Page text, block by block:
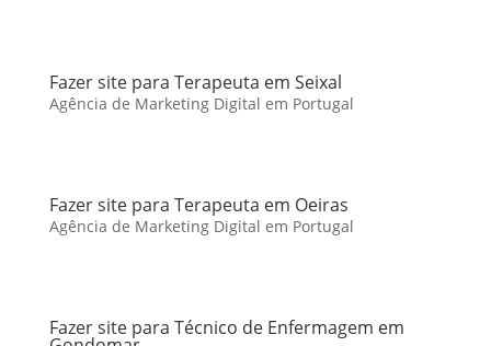
Fazer site para Terapeuta em Seixal
Agência de Marketing Digital em Portugal
Fazer site para Terapeuta em Oeiras
Agência de Marketing Digital em Portugal
Fazer site para Técnico de Enfermagem em